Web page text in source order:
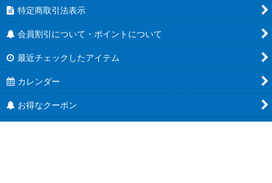
特定商取引法表示
会員割引について・ポイントについて
最近チェックしたアイテム
カレンダー
お得なクーポン